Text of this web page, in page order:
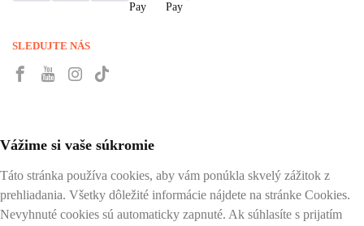
SLEDUJTE NÁS
Vážime si vaše súkromie
Táto stránka používa cookies, aby vám ponúkla skvelý zážitok z
prehliadania. Všetky dôležité informácie nájdete na stránke Cookies.
Nevyhnuté cookies sú automaticky zapnuté. Ak súhlasíte s prijatím